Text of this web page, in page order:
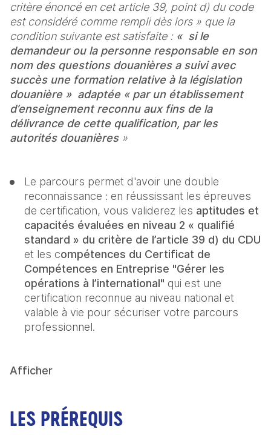
critère énoncé en cet article 39, point d) du code
est considéré comme rempli dès lors » que la
condition suivante est satisfaite : «  si le
demandeur ou la personne responsable en son
nom des questions douanières a suivi avec
succès une formation relative à la législation
douanière »  adaptée « par un établissement
d’enseignement reconnu aux fins de la
délivrance de cette qualification, par les
autorités douanières »
Le parcours permet d'avoir une double
reconnaissance : en réussissant les épreuves
de certification, vous validerez les aptitudes et
capacités évaluées en niveau 2 « qualifié
standard » du critère de l’article 39 d) du CDU
et les compétences du Certificat de
Compétences en Entreprise "Gérer les
opérations à l’international" qui est une
certification reconnue au niveau national et
valable à vie pour sécuriser votre parcours
professionnel.
Afficher
LES PRÉREQUIS